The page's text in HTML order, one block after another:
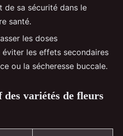
de sa sécurité dans le
santé.
les doses
les effets secondaires
ou la sécheresse buccale.
variétés de fleurs